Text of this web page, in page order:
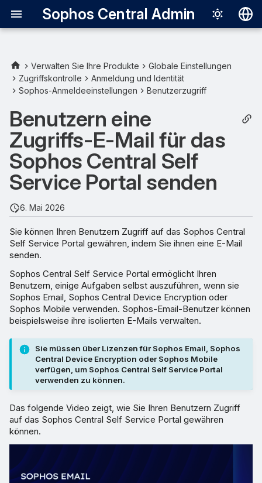
Sophos Central Admin
English
Español
日本語
Português
Verwalten Sie Ihre Produkte
Globale Einstellungen
Zugriffskontrolle
Anmeldung und Identität
Sophos-Anmeldeeinstellungen
Benutzerzugriff
Benutzern eine
Zugriffs-E-Mail für das
Sophos Central Self
Service Portal senden
6. Mai 2026
Sie können Ihren Benutzern Zugriff auf das Sophos Central
Self Service Portal gewähren, indem Sie ihnen eine E-Mail
senden.
Sophos Central Self Service Portal ermöglicht Ihren
Benutzern, einige Aufgaben selbst auszuführen, wenn sie
Sophos Email, Sophos Central Device Encryption oder
Sophos Mobile verwenden. Sophos-Email-Benutzer können
beispielsweise ihre isolierten E-Mails verwalten.
Sie müssen über Lizenzen für Sophos Email, Sophos
Central Device Encryption oder Sophos Mobile
verfügen, um Sophos Central Self Service Portal
verwenden zu können.
Das folgende Video zeigt, wie Sie Ihren Benutzern Zugriff
auf das Sophos Central Self Service Portal gewähren
können.